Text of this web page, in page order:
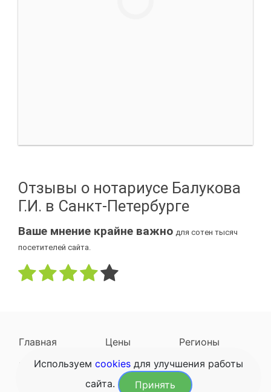
Отзывы о нотариусе Балукова
Г.И. в Санкт-Петербурге
Ваше мнение крайне важно для сотен тысяч
посетителей сайта.
Главная Цены
Регионы
Наследодатели
Задать вопрос
Используем cookies для улучшения работы
сайта.
Принять